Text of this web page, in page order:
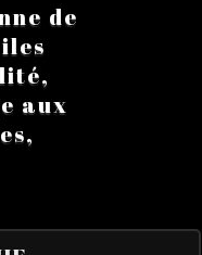
de
aux